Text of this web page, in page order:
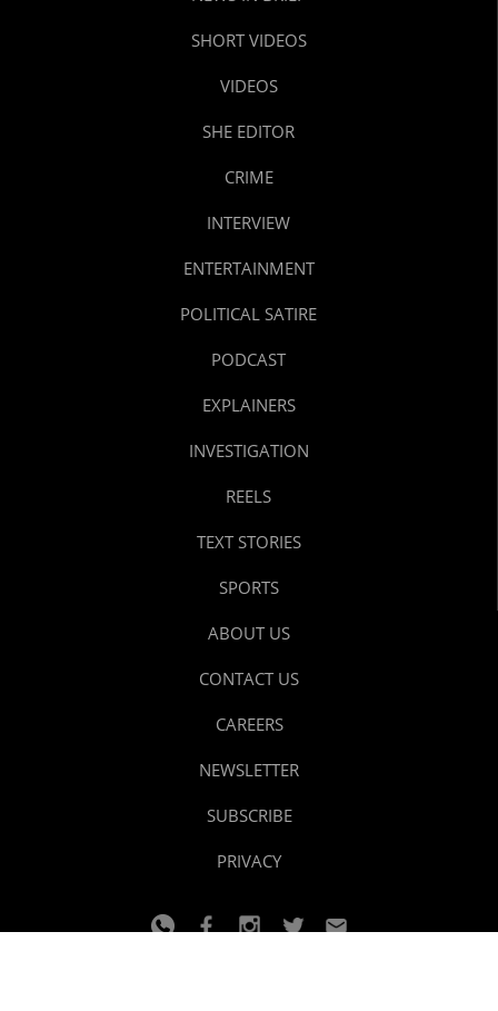
SHORT VIDEOS
VIDEOS
SHE EDITOR
CRIME
INTERVIEW
ENTERTAINMENT
POLITICAL SATIRE
PODCAST
EXPLAINERS
INVESTIGATION
REELS
TEXT STORIES
SPORTS
ABOUT US
CONTACT US
CAREERS
NEWSLETTER
SUBSCRIBE
PRIVACY